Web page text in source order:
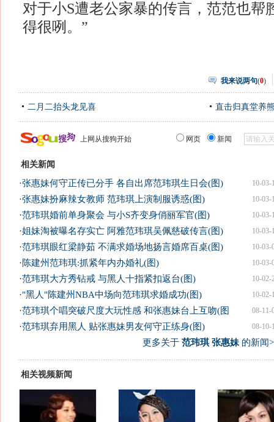
对于小S遭老公家暴的传言，范范也帮
得很咧。”
我来说两句(0)
二月二抬头龙见喜 直击归真堂养
上网从搜狗开始 网页 新闻
相关新闻
10-03-
·张惠妹何守正传已分手 各自出席范玮琪生日会(图)
10-03-
·张惠妹扮麻辣女教师 范玮琪上演制服诱惑(图)
10-03-
·范玮琪婚前单身聚会 与小S齐变身俏丽军官(图)
10-03-
·姐妹淘被曝名存实亡 阿雅范玮琪吴佩慈破传言(图)
10-03-
·范玮琪眼红梁静茹 不满求婚场地扬言婚席百桌(图)
10-03-
·陈建州范玮琪:抓紧年内办婚礼(图)
10-02-
·范玮琪大方秀钻戒 与黑人十指紧扣返台(图)
10-02-
·"黑人"陈建州NBA中场向范玮琪求婚成功(图)
08-11-
·范玮琪个唱突破尺度大玩性感 和张惠妹台上互吻(图
08-10-
·范玮琪弃用黑人 贴张惠妹男友何守正练身(图)
更多关于 范玮琪 张惠妹的新闻
相关视频新闻